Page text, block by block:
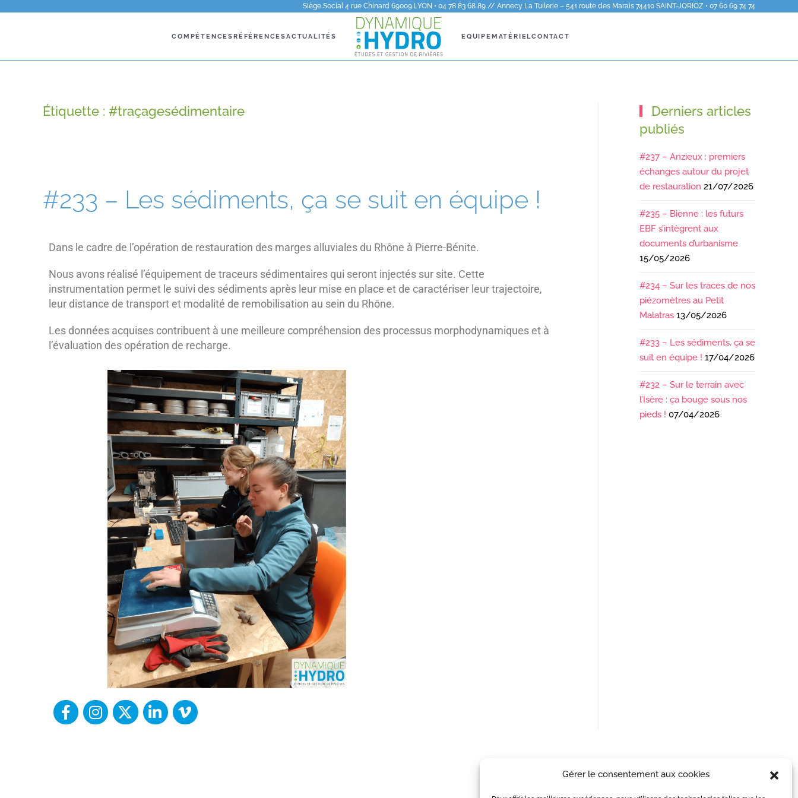
Gérer le consentement aux cookies
Siège Social 4 rue Chinard 69009 LYON • 04 78 83 68 89 // Annecy La Tuilerie – 541 route des Marais 74410 SAINT-JORIOZ • 07 60 69 74 74
COMPÉTENCESRÉFÉRENCESACTUALITÉS EQUIPEMATÉRIELCONTACT
Étiquette : #traçagesédimentaire
#233 – Les sédiments, ça se suit en équipe !
Dans le cadre de l’opération de restauration des marges alluviales du Rhône à Pierre-Bénite.
Nous avons réalisé l’équipement de traceurs sédimentaires qui seront injectés sur site. Cette
instrumentation permet le suivi des sédiments après leur mise en place et de caractériser leur trajectoire,
leur distance de transport et modalité de remobilisation au sein du Rhône.
Les données acquises contribuent à une meilleure compréhension des processus morphodynamiques et à
l’évaluation des opération de recharge.
Derniers articles
publiés
#237 – Anzieux : premiers
échanges autour du projet
de restauration 21/07/2026
#235 – Bienne : les futurs
EBF s’intègrent aux
documents d’urbanisme
15/05/2026
#234 – Sur les traces de nos
piézomètres au Petit
Malatras 13/05/2026
#233 – Les sédiments, ça se
suit en équipe ! 17/04/2026
#232 – Sur le terrain avec
l’Isère : ça bouge sous nos
pieds ! 07/04/2026